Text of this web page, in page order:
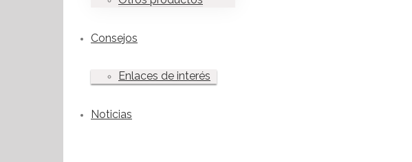
Consejos
Enlaces de interés
Noticias